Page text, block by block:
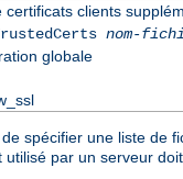
certificats clients
nom-
globale
spécifier une liste de
utilisé par un serveur